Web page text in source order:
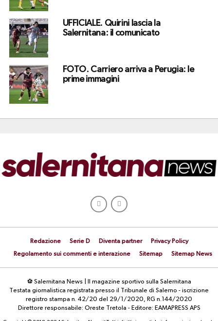
UFFICIALE. Quirini lascia la
Salernitana: il comunicato
FOTO. Carriero arriva a Perugia: le
prime immagini
Redazione Serie D Diventa partner
Privacy Policy
Regolamento sui commenti e interazione
Sitemap Sitemap News
⚽ Salernitana News | Il magazine sportivo sulla Salernitana
Testata giornalistica registrata presso il Tribunale di Salerno - iscrizione
registro stampa n. 42/20 del 29/1/2020, RG n.144/2020
Direttore responsabile: Oreste Tretola - Editore: EAMAPRESS APS